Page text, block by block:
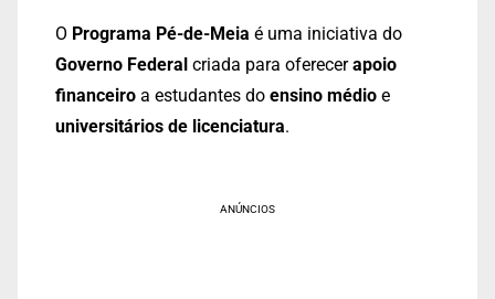
O Programa Pé-de-Meia é uma iniciativa do
Governo Federal criada para oferecerapoio
financeiro a estudantes do ensino médio e
universitários de licenciatura.
ANÚNCIOS